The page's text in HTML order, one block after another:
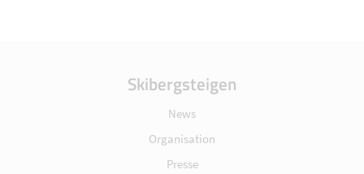
Skibergsteigen
News
Organisation
Presse